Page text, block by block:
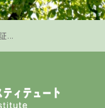
...